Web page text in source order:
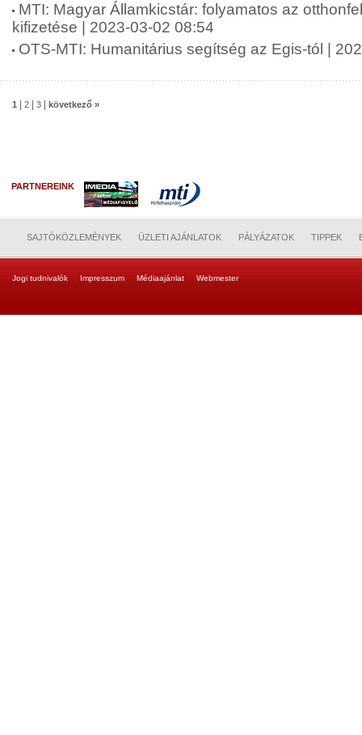
MTI: Magyar Államkicstár: folyamatos az
kifizetése | 2023-03-02 08:54
OTS-MTI: Humanitárius segítség az Egis-tól |
1 2 3 következő »
PARTNEREINK
SAJTÓKÖZLEMÉNYEK ÜZLETI AJÁNLATOK PÁLYÁZATOK TIPPEK
Jogi tudnivalók Impresszum Médiaajánlat Webmester